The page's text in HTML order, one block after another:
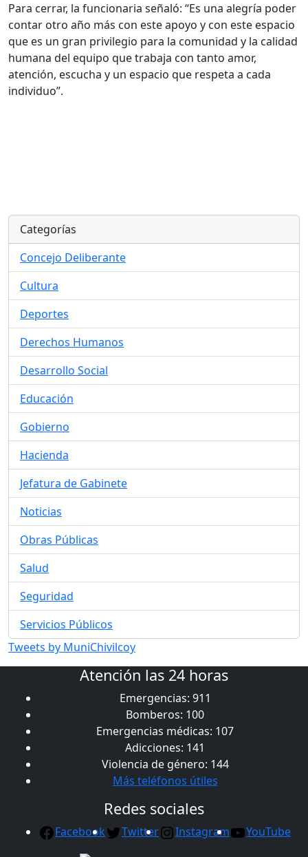
Para cerrar, la funcionaria señaló: “Es una alegría poder
contar otro año más con este apoyo y con este espacio
que es un gran privilegio para la comunidad y la calidad
humana del equipo que trabaja con tanto amor,
atención, escucha y un espacio que respeta a cada
individuo”.
Categorías
Concejo Deliberante
Cultura
Deportes
Derechos Humanos
Desarrollo Social
Educación
Gobierno
Hacienda
Jefatura de Gabinete
Noticias
Obras Públicas
Salud
Seguridad
Servicios Públicos
Tweets by MuniChivilcoy
Atención las 24 horas
Emergencias: 911
Bomberos: 100
Emergencias médicas: 107
Adicciones: 141
Violencia de género: 144
Más teléfonos útiles
Redes sociales
Facebook Twitter Instagram YouTube